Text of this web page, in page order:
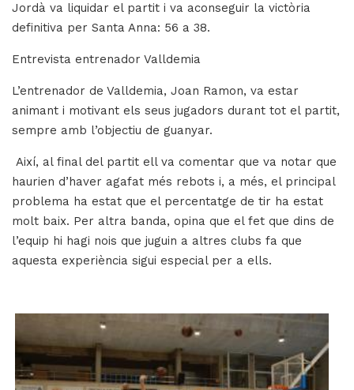
Jordà va liquidar el partit i va aconseguir la victòria
definitiva per Santa Anna: 56 a 38.
Entrevista entrenador Valldemia
L’entrenador de Valldemia, Joan Ramon, va estar
animant i motivant els seus jugadors durant tot el partit,
sempre amb l’objectiu de guanyar.
Així, al final del partit ell va comentar que va notar que
haurien d’haver agafat més rebots i, a més, el principal
problema ha estat que el percentatge de tir ha estat
molt baix. Per altra banda, opina que el fet que dins de
l’equip hi hagi nois que juguin a altres clubs fa que
aquesta experiència sigui especial per a ells.